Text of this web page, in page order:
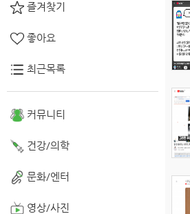
즐겨찾기
좋아요
최근목록
커뮤니티
건강/의학
문화/엔터
영상/사진